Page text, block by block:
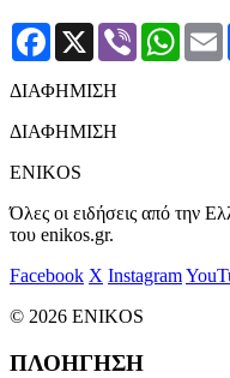
Facebook
X Viber
ΔΙΑΦΗΜΙΣΗ
ΔΙΑΦΗΜΙΣΗ
ENIKOS
Όλες οι ειδήσεις από την
του enikos.gr.
Facebook X Instagram
© 2026 ENIKOS
ΠΛΟΗΓΗΣΗ